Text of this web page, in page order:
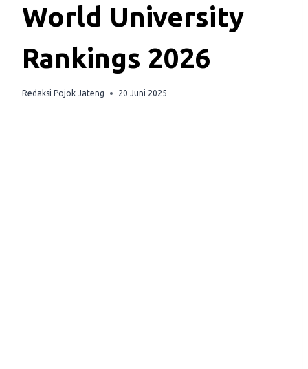
World University
Rankings 2026
Redaksi Pojok Jateng 20 Juni 2025